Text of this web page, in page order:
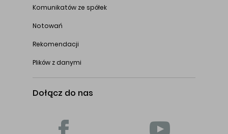
Komunikatów ze spółek
Notowań
Rekomendacji
Plików z danymi
Dołącz do nas